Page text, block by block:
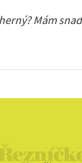
Mám